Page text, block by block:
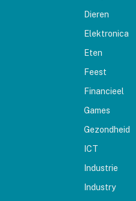
Dieren
Elektronica
Eten
Feest
Financieel
Games
Gezondheid
ICT
Industrie
Industry